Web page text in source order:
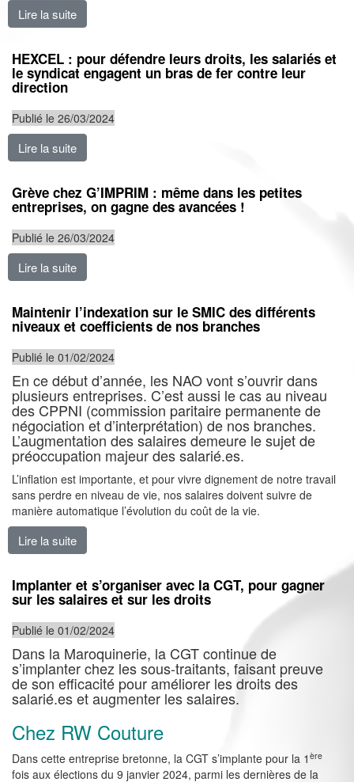
Lire la suite
HEXCEL : pour défendre leurs droits, les salariés et
le syndicat engagent un bras de fer contre leur
direction
Publié le 26/03/2024
Lire la suite
Grève chez G’IMPRIM : même dans les petites
entreprises, on gagne des avancées !
Publié le 26/03/2024
Lire la suite
Maintenir l’indexation sur le SMIC des différents
niveaux et coefficients de nos branches
Publié le 01/02/2024
En ce début d’année, les NAO vont s’ouvrir dans
plusieurs entreprises. C’est aussi le cas au niveau
des CPPNI (commission paritaire permanente de
négociation et d’interprétation) de nos branches.
L’augmentation des salaires demeure le sujet de
préoccupation majeur des salarié.es.
L’inflation est importante, et pour vivre dignement de notre travail
sans perdre en niveau de vie, nos salaires doivent suivre de
manière automatique l’évolution du coût de la vie.
Lire la suite
Implanter et s’organiser avec la CGT, pour gagner
sur les salaires et sur les droits
Publié le 01/02/2024
Dans la Maroquinerie, la CGT continue de
s’implanter chez les sous-traitants, faisant preuve
de son efficacité pour améliorer les droits des
salarié.es et augmenter les salaires.
Chez RW Couture
Dans cette entreprise bretonne, la CGT s’implante pour la 1 ère
fois aux élections du 9 janvier 2024, parmi les dernières de la